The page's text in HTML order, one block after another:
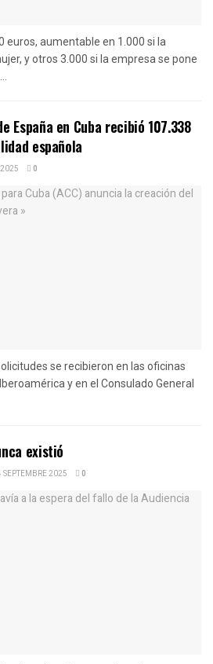
euros, aumentable en 1.000 si la
y otros 3.000 si la empresa se pone
España en Cuba recibió 107.338
española
0
se recibieron en las oficinas
y en el Consulado General
existió
SEPTEMBRE 2025 0